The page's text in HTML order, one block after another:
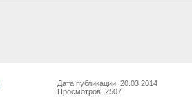
Дата публикации: 20.03.2014
Просмотров: 2507